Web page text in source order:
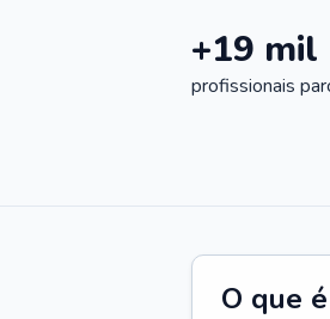
+19 mil
profissionais
O que